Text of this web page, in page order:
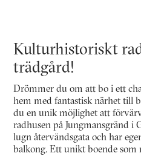
Kulturhistoriskt
trädgård!
Drömmer du om att bo i ett
hem med fantastisk närhet till
du en unik möjlighet att
radhusen på Jungmansgränd i
lugn återvändsgata och har
balkong. Ett unikt boende som